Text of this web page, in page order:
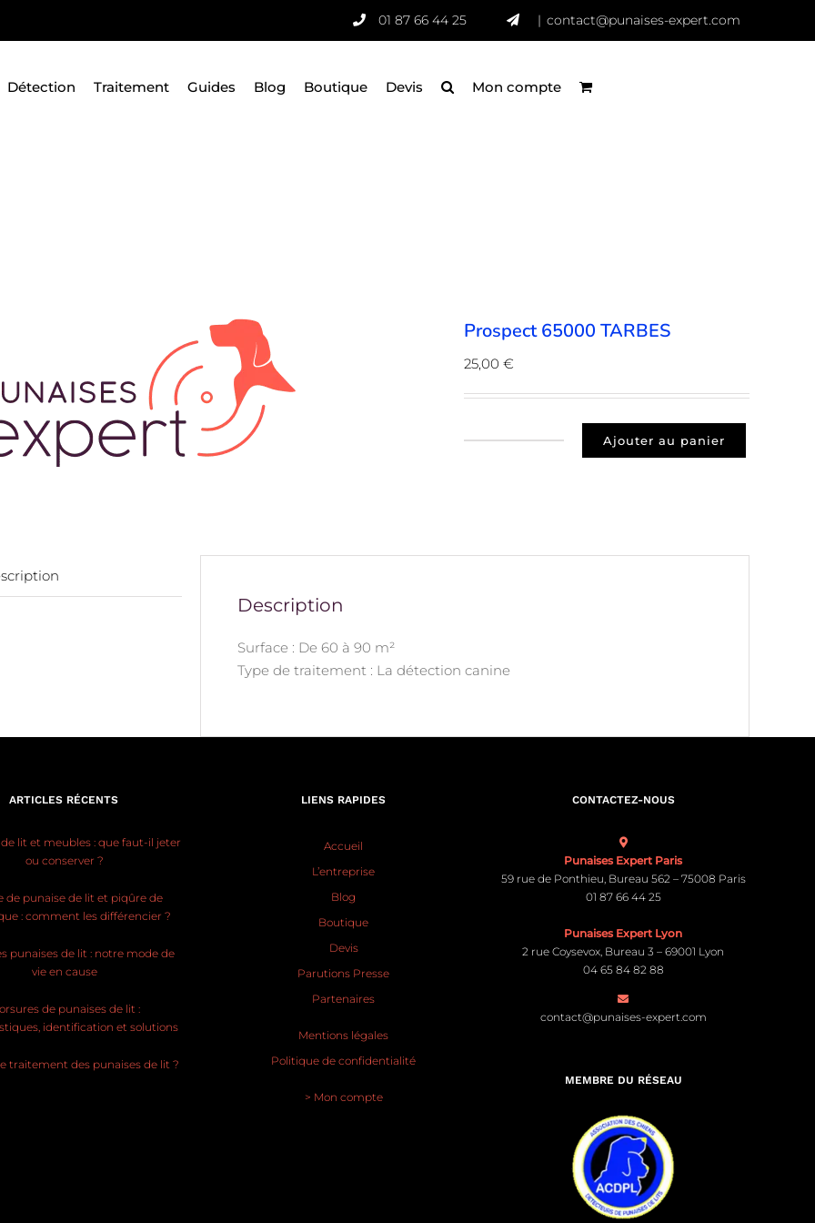
01 87 66 44 25 | contact@punaises-expert.com
Détection Traitement Guides Blog Boutique Devis Mon compte
Prospect 65000 TARBES
25,00 €
Ajouter au panier
Description
Surface : De 60 à 90 m²
Type de traitement : La détection canine
ARTICLES RÉCENTS
lit et meubles : que faut-il jeter
ou conserver ?
de punaise de lit et piqûre de
: comment les différencier ?
punaises de lit : notre mode de
vie en cause
de punaises de lit :
identification et solutions
traitement des punaises de lit ?
LIENS RAPIDES
Accueil
L’entreprise
Blog
Boutique
Devis
Parutions Presse
Partenaires
Mentions légales
Politique de confidentialité
> Mon compte
CONTACTEZ-NOUS
Punaises Expert Paris
59 rue de Ponthieu, Bureau 562 – 75008 Paris
01 87 66 44 25
Punaises Expert Lyon
2 rue Coysevox, Bureau 3 – 69001 Lyon
04 65 84 82 88
contact@punaises-expert.com
MEMBRE DU RÉSEAU